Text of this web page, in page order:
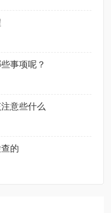
事项呢？
意些什么
的